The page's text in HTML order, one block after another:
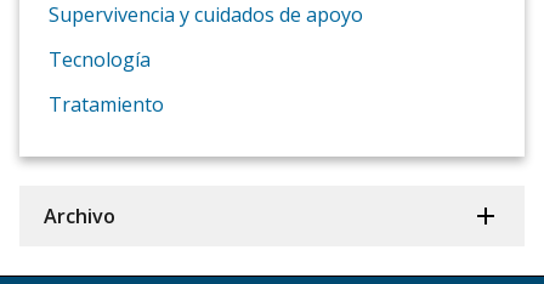
Supervivencia y cuidados de apoyo
Tecnología
Tratamiento
Archivo